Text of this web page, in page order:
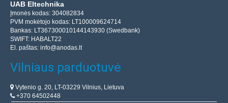
UAB Eltechnika
Įmonės kodas: 304082834
PVM mokėtojo kodas: LT100009624714
Bankas: LT367300010144143930 (Swedbank)
SWIFT: HABALT22
El. paštas: info@anodas.lt
Vilniaus parduotuvė
Vytenio g. 20, LT-03229 Vilnius, Lietuva
+370 64502448